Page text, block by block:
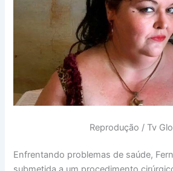
Reprodução / Tv
Enfrentando problemas de saúde,